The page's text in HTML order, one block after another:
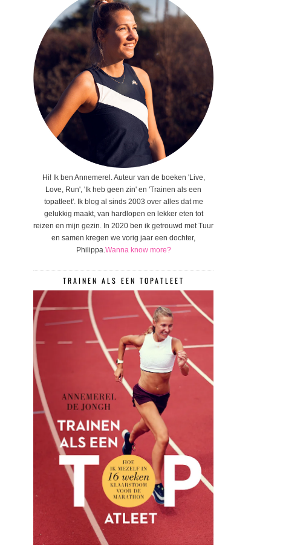
Hi! Ik ben Annemerel. Auteur van de boeken 'Live,
Love, Run', 'Ik heb geen zin' en 'Trainen als een
topatleet'. Ik blog al sinds 2003 over alles dat me
gelukkig maakt, van hardlopen en lekker eten tot
reizen en mijn gezin. In 2020 ben ik getrouwd met Tuur
en samen kregen we vorig jaar een dochter,
Philippa.Wanna know more?
TRAINEN ALS EEN TOPATLEET